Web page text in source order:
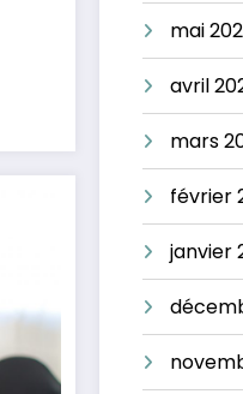
mai
avril
mars
février
janvier